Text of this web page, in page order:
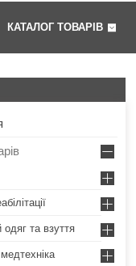
КАТАЛОГ ТОВАРІВ
та взуття